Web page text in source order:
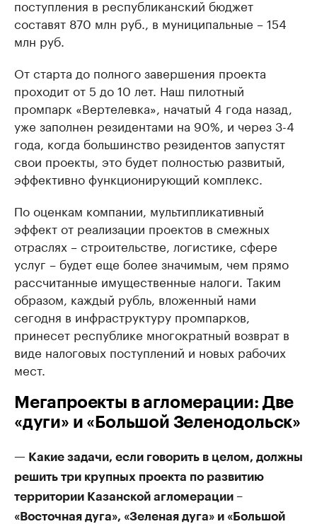
поступления в республиканский бюджет
составят 870 млн руб., в муниципальные – 154
млн руб.
От старта до полного завершения проекта
проходит от 5 до 10 лет. Наш пилотный
промпарк «Вертелевка», начатый 4 года назад,
уже заполнен резидентами на 90%, и через 3-4
года, когда большинство резидентов запустят
свои проекты, это будет полностью развитый,
эффективно функционирующий комплекс.
По оценкам компании, мультипликативный
эффект от реализации проектов в смежных
отраслях – строительстве, логистике, сфере
услуг – будет еще более значимым, чем прямо
рассчитанные имущественные налоги. Таким
образом, каждый рубль, вложенный нами
сегодня в инфраструктуру промпарков,
принесет республике многократный возврат в
виде налоговых поступлений и новых рабочих
мест.
Мегапроекты в агломерации: Две
«дуги» и «Большой Зеленодольск»
— Какие задачи, если говорить в целом, должны
решить три крупных проекта по развитию
территории Казанской агломерации –
«Восточная дуга», «Зеленая дуга» и «Большой